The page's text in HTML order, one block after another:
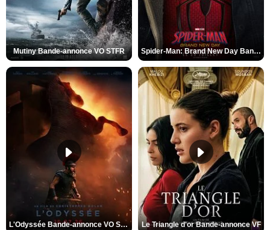
Mutiny Bande-annonce VO STFR Spider-Man: Brand New Day Bande-annonce VO STFR
L'Odyssée Bande-annonce VO STFR Le Triangle d'or Bande-annonce VF